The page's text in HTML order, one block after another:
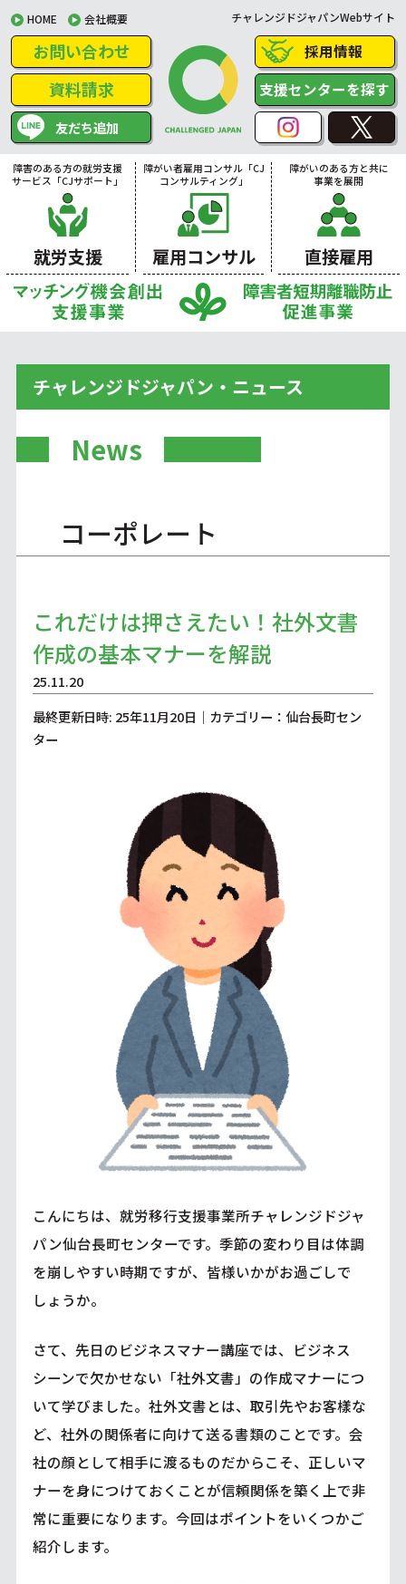
HOME 会社概要 チャレンジドジャパンWebサイト
お問い合わせ
資料請求
友だち追加
採用情報
支援センターを探す
障害のある方の就労支援
サービス「CJサポート」
就労支援
障がい者雇用コンサル「CJ
コンサルティング」
雇用コンサル
障がいのある方と共に
事業を展開
直接雇用
チャレンジドジャパン・ニュース
News
コーポレート
これだけは押さえたい！社外文書
作成の基本マナーを解説
25.11.20
最終更新日時: 25年11月20日｜カテゴリー：仙台長町セン
ター
こんにちは、就労移行支援事業所チャレンジドジャ
パン仙台長町センターです。季節の変わり目は体調
を崩しやすい時期ですが、皆様いかがお過ごしで
しょうか。
さて、先日のビジネスマナー講座では、ビジネス
シーンで欠かせない「社外文書」の作成マナーにつ
いて学びました。社外文書とは、取引先やお客樣な
ど、社外の関係者に向けて送る書類のことです。会
社の顔として相手に渡るものだからこそ、正しいマ
ナーを身につけておくことが信頼関係を築く上で非
常に重要になります。今回はポイントをいくつかご
紹介します。